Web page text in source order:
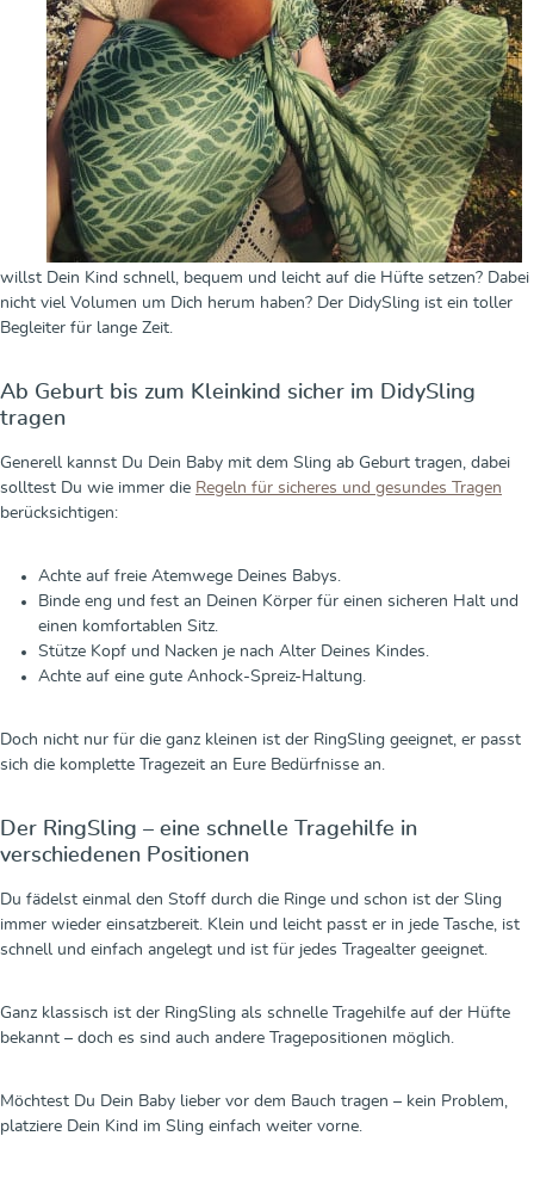
willst Dein Kind schnell, bequem und leicht auf die Hüfte setzen? Dabei
nicht viel Volumen um Dich herum haben? Der DidySling ist ein toller
Begleiter für lange Zeit.
Ab Geburt bis zum Kleinkind sicher im DidySling
tragen
Generell kannst Du Dein Baby mit dem Sling ab Geburt tragen, dabei
solltest Du wie immer die Regeln für sicheres und gesundes Tragen
berücksichtigen:
Achte auf freie Atemwege Deines Babys.
Binde eng und fest an Deinen Körper für einen sicheren Halt und
einen komfortablen Sitz.
Stütze Kopf und Nacken je nach Alter Deines Kindes.
Achte auf eine gute Anhock-Spreiz-Haltung.
Doch nicht nur für die ganz kleinen ist der RingSling geeignet, er passt
sich die komplette Tragezeit an Eure Bedürfnisse an.
Der RingSling – eine schnelle Tragehilfe in
verschiedenen Positionen
Du fädelst einmal den Stoff durch die Ringe und schon ist der Sling
immer wieder einsatzbereit. Klein und leicht passt er in jede Tasche, ist
schnell und einfach angelegt und ist für jedes Tragealter geeignet.
Ganz klassisch ist der RingSling als schnelle Tragehilfe auf der Hüfte
bekannt – doch es sind auch andere Tragepositionen möglich.
Möchtest Du Dein Baby lieber vor dem Bauch tragen – kein Problem,
platziere Dein Kind im Sling einfach weiter vorne.